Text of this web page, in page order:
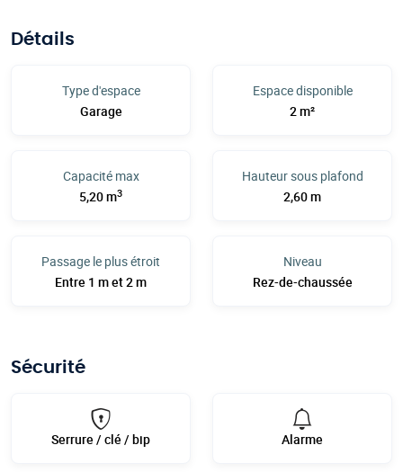
Détails
Type d'espace
Garage
Espace disponible
2 m²
Capacité max
5,20 m3
Hauteur sous plafond
2,60 m
Passage le plus étroit
Entre 1 m et 2 m
Niveau
Rez-de-chaussée
Sécurité
Serrure / clé / bip Alarme